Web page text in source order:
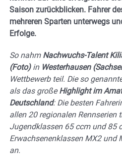
Saison zurückblicken. Fahrer
mehreren Sparten unterwegs
Erfolge.
So nahm Nachwuchs-Talent
(Foto)in Westerhausen
Wettbewerb teil. Die so
als das großeHighlight im
Deutschland: Die besten
allen 20 regionalen Rennserien
Jugendklassen 65 ccm und 85
Erwachsenenklassen MX2 und
an.